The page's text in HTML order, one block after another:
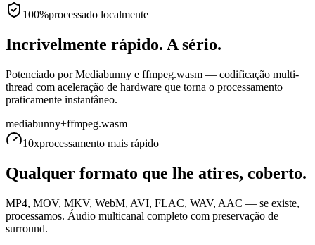
100%processado localmente
Incrivelmente rápido. A sério.
Potenciado por Mediabunny e ffmpeg.wasm — codificação multi-
thread com aceleração de hardware que torna o processamento
praticamente instantâneo.
mediabunny+ffmpeg.wasm
10xprocessamento mais rápido
Qualquer formato que lhe atires, coberto.
MP4, MOV, MKV, WebM, AVI, FLAC, WAV, AAC — se existe,
processamos. Áudio multicanal completo com preservação de
surround.